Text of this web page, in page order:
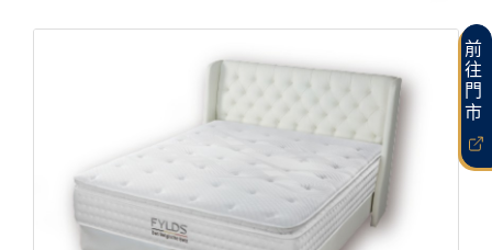
前往門市